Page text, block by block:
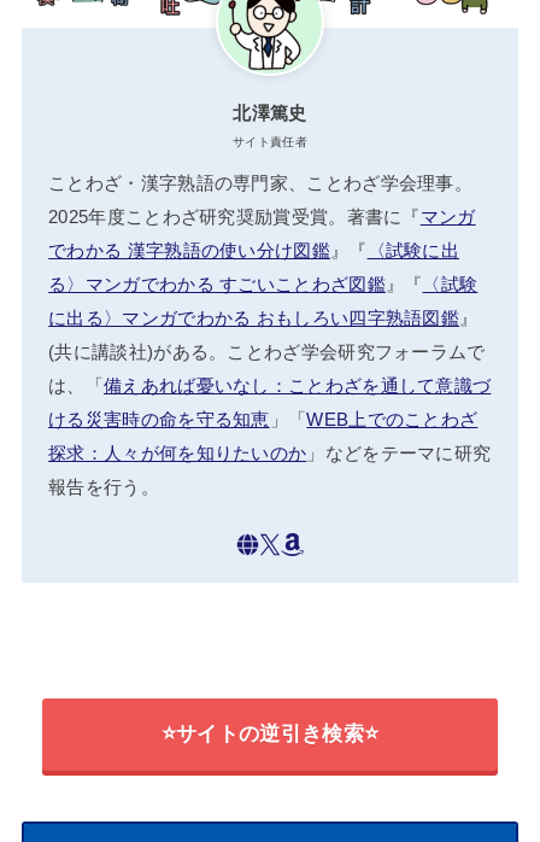
北澤篤史
サイト責任者
ことわざ・漢字熟語の専門家、ことわざ学会理事。
2025年度ことわざ研究奨励賞受賞。著書に『マンガ
でわかる 漢字熟語の使い分け図鑑』『 〈試験に出
る〉マンガでわかる すごいことわざ図鑑』『 〈試験
に出る〉マンガでわかる おもしろい四字熟語図鑑』
(共に講談社)がある。ことわざ学会研究フォーラムで
は、「備えあれば憂いなし：ことわざを通して意識づ
ける災害時の命を守る知恵 」「WEB上でのことわざ
探求：人々が何を知りたいのか 」などをテーマに研究
報告を行う。
⭐サイトの逆引き検索⭐